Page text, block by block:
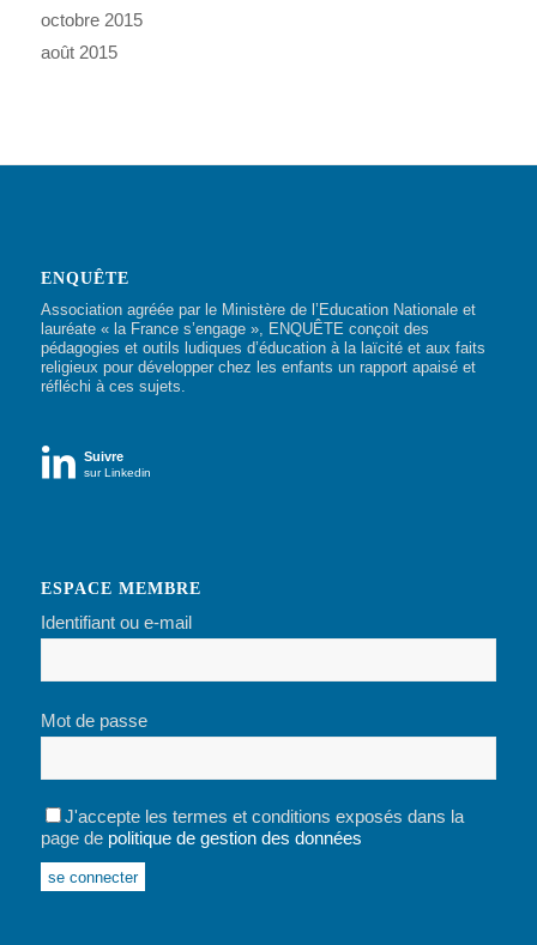
octobre 2015
août 2015
ENQUÊTE
Association agréée par le Ministère de l’Education Nationale et
lauréate « la France s’engage », ENQUÊTE conçoit des
pédagogies et outils ludiques d’éducation à la laïcité et aux faits
religieux pour développer chez les enfants un rapport apaisé et
réfléchi à ces sujets.
 Suivre
sur Linkedin
ESPACE MEMBRE
Identifiant ou e-mail
Mot de passe
J'accepte les termes et conditions exposés dans la
page de politique de gestion des données
Alternative: